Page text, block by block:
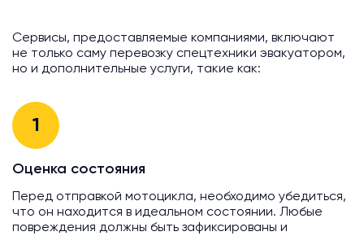
Сервисы, предоставляемые компаниями, включают
не только саму перевозку спецтехники эвакуатором,
но и дополнительные услуги, такие как:
1
Оценка состояния
Перед отправкой мотоцикла, необходимо убедиться,
что он находится в идеальном состоянии. Любые
повреждения должны быть зафиксированы и